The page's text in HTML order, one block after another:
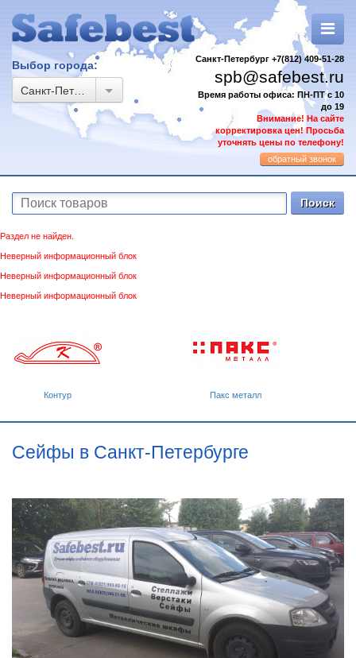
Выбор города:
Санкт-Петербург
Санкт-Петербург +7(812) 409-51-28
spb@safebest.ru
Время работы офиса: ПН-ПТ с 10
до 19
Внимание! На сайте
корректировка цен!Просьба
уточнять цены по телефону!
обратный звонок
Раздел не найден.
Неверный информационный блок
Неверный информационный блок
Неверный информационный блок
Контур Пакс металл
Сейфы в Санкт-Петербурге